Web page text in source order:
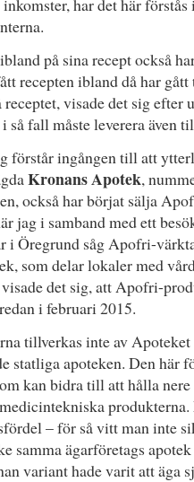
har det här
på sina recept också
recepten ibland då har
receptet, visade det sig efter
så fall måste leverera även
förstår ingången till att
Kronans Apotek,
också har börjat sälja
jag i samband med ett
i Öregrund såg Apofri-
som delar lokaler med
det sig, att Apofri-
i februari 2015.
tillverkas inte av
statliga apoteken. Den här
kan bidra till att hålla
– för så vitt man inte
samma ägarföretags
variant hade varit att äga